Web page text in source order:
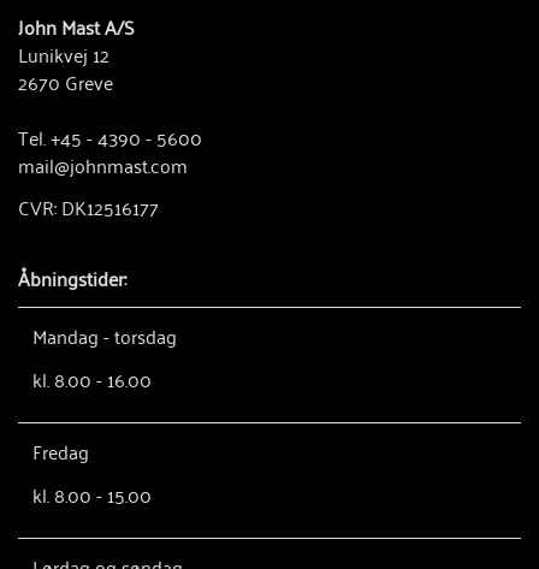
John Mast A/S
Lunikvej 12
2670 Greve
Tel. +45 - 4390 - 5600
mail@johnmast.com
CVR: DK12516177
Åbningstider:
Mandag - torsdag
kl. 8.00 - 16.00
Fredag
kl. 8.00 - 15.00